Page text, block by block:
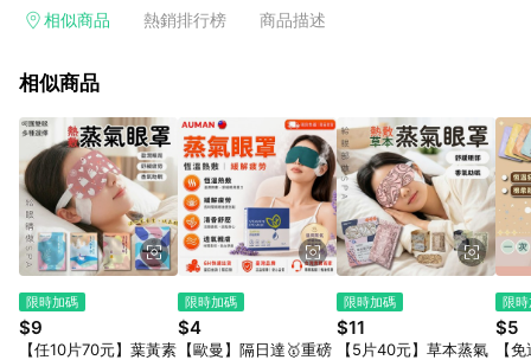
4. 不具回饋資格種類商品：電子禮券。 5. 回饋點數計算將排除訂
錄，相關問題請於保留時間內聯絡客服中心，並由康達盛通生活
提供簡單、快速、輕鬆的購物流程及體驗，將不定期推出精選、
話題性或期間限定商品來滿足您的喜好。
相似商品 熱銷排行榜 商品描述
相似商品
限時加碼
$9
【任10片70元】葉黃素
限時加碼
$4
【歐曼】隔日達🥇重磅
限時加碼
$11
【5片40元】草本蒸氣
限
$5
【